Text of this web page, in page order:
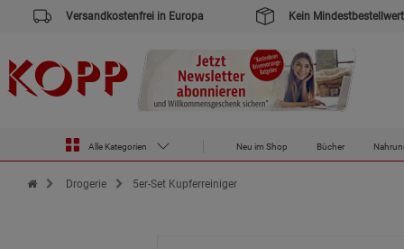
Versandkostenfrei in Europa Kein Mindestbestellwert
Alle Kategorien Neu im Shop Bücher
Zur Startseite des Kopp Verlag Online-Shop
Drogerie 5er-Set Kupferreiniger